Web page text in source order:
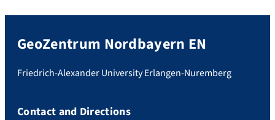
GeoZentrum Nordbayern EN
Friedrich-Alexander University Erlangen-Nuremberg
Contact and Directions